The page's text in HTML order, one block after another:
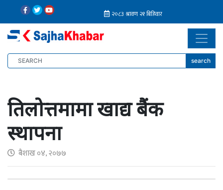
search
तिलोत्तमामा खाद्य बैंक
स्थापना
बैशाख ०४, २०७७